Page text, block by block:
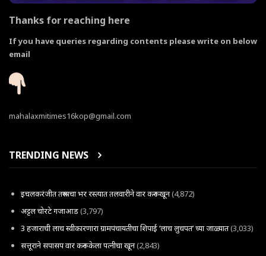
Thanks for reaching here
If you have queries regarding contents please write on below
email
mahalaxmitimes16kop@gmail.com
TRENDING NEWS
इचलकरंजीत तरूणाचा भर रस्त्यात तलवारीने वार करून खून(4,872)
अट्टल चोरटे गजाआड(3,797)
3 हजाराची लाच स्वीकारणारा ग्रामपंचायतीचा शिपाई ‘लाच लुचपत’ च्या जाळ्यात(3,033)
सत्तूराने सपासप वार करून केला पत्नीचा खून(2,843)